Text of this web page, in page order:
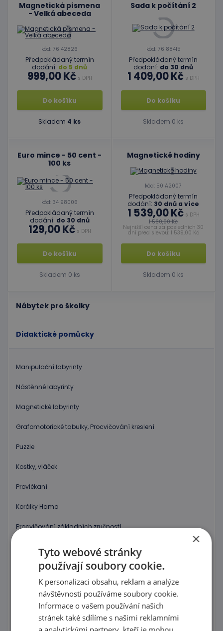
Nábytek pro školky
Didaktické pomůcky
Manipulační labyrinty
Nástěnné labyrinty
Magnetické labyrinty
Grafomotorické tabulky, Procvičování kreslení
Puzzle
Kostky, vláček
Provlékaní
Korálky Hama
Procvičování základních zručností
Hry s barevnými tvary
Mozaiky plné barev !
Poznej barvy a tvary
Magnetické skládačky
Různorodé stavebnice
Magnetická písmena
- Velká abeceda
kód: 76 42826
Předpokládaný termín
dodání: do 5 dnů
999,00 Kčs DPH
Do košíku
Skladem 4 ks
Sada k počítání 2
kód: 76 88415
Předpokládaný termín
dodání: do 30 dnů
1 409,00 Kčs DPH
Do košíku
Skladem 0 ks
Euro mince - 50 cent -
100 ks
kód: 34 98006
Předpokládaný termín
dodání: do 30 dnů
129,00 Kčs DPH
Do košíku
Skladem 0 ks
Magnetické hodiny
kód: 50 A2007
Předpokládaný termín
dodání: 30 dnů a více
1 539,00 Kčs DPH
1 560,00 Kč
Nejnižší cena za posledních 30
dní před slevou: 1 539,00 Kč
Do košíku
Skladem 0 ks
×
Tyto webové stránky
používají soubory cookie.
K personalizaci obsahu, reklam a analýze
návštěvnosti používáme soubory cookie.
Informace o vašem používání našich
stránek také sdílíme s našimi reklamními